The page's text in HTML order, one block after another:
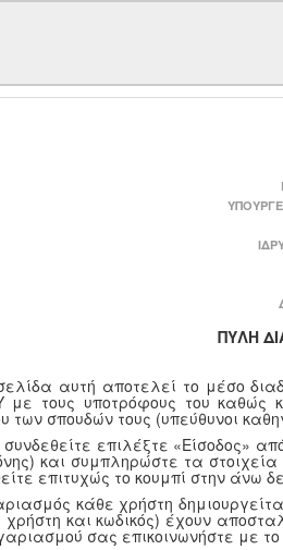
ΠΥΛΗ
αυτή αποτελεί το μέσο
με τους υποτρόφους του καθώς
των σπουδών τους (υπεύθυνοι
επιλέξτε «Είσοδος»
και συμπληρώστε τα
επιτυχώς το κουμπί στην
κάθε χρήστη
και κωδικός) έχουν
σας επικοινωνήστε με το